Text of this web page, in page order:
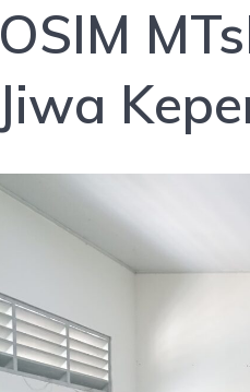
OSIM
Jiwa